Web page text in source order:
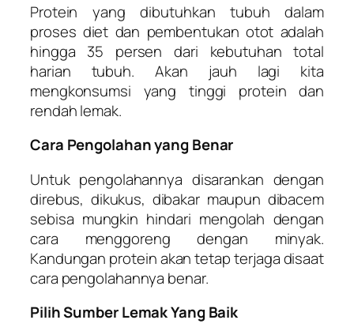
Protein yang dibutuhkan tubuh dalam
proses diet dan pembentukan otot adalah
hingga 35 persen dari kebutuhan total
harian tubuh. Akan jauh lagi kita
mengkonsumsi yang tinggi protein dan
rendah lemak.
Cara Pengolahan yang Benar
Untuk pengolahannya disarankan dengan
direbus, dikukus, dibakar maupun dibacem
sebisa mungkin hindari mengolah dengan
cara menggoreng dengan minyak.
Kandungan protein akan tetap terjaga disaat
cara pengolahannya benar.
Pilih Sumber Lemak Yang Baik